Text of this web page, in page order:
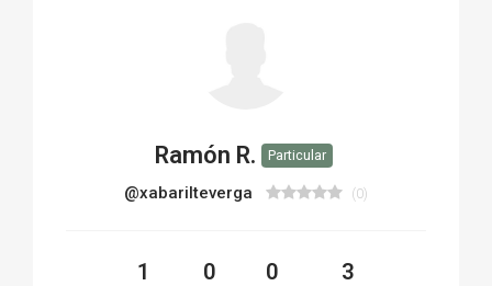
Ramón R. Particular
@xabarilteverga (0)
1 0 0 3